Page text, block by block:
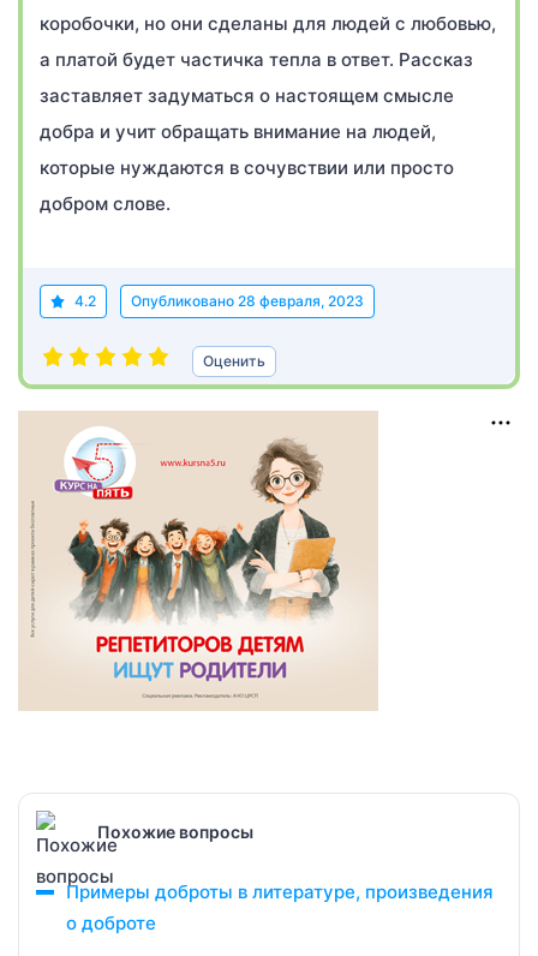
коробочки, но они сделаны для людей с любовью,
а платой будет частичка тепла в ответ. Рассказ
заставляет задуматься о настоящем смысле
добра и учит обращать внимание на людей,
которые нуждаются в сочувствии или просто
добром слове.
4.2 Опубликовано 28 февраля, 2023
Оценить
Похожие вопросы
Примеры доброты в литературе, произведения
о доброте